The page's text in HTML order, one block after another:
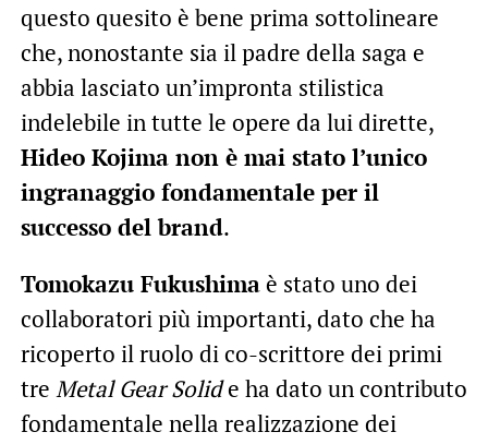
questo quesito è bene prima sottolineare
che, nonostante sia il padre della saga e
abbia lasciato un’impronta stilistica
indelebile in tutte le opere da lui dirette,
Hideo Kojima non è mai stato l’unico
ingranaggio fondamentale per il
successo del brand.
Tomokazu Fukushimaè stato uno dei
collaboratori più importanti, dato che ha
ricoperto il ruolo di co-scrittore dei primi
tre Metal Gear Solide ha dato un contributo
fondamentale nella realizzazione dei